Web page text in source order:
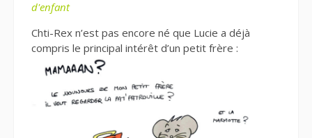
d'enfant
Chti-Rex n’est pas encore né que Lucie a déjà
compris le principal intérêt d’un petit frère :